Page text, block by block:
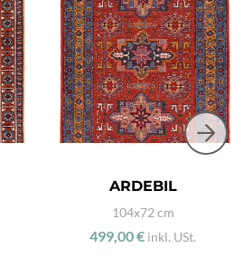
ARDEBIL
104x72 cm
499,00 € inkl. USt.